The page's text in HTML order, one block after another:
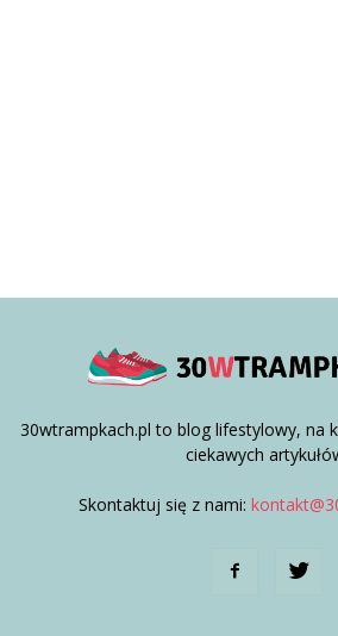
30wtrampkach.pl to blog lifestylowy, na
ciekawych
Skontaktuj się z nami: